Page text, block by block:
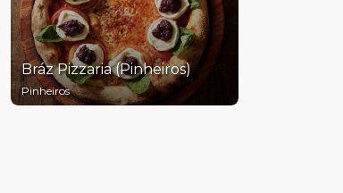
Bráz Pizzaria (Pinheiros)
Pinheiros